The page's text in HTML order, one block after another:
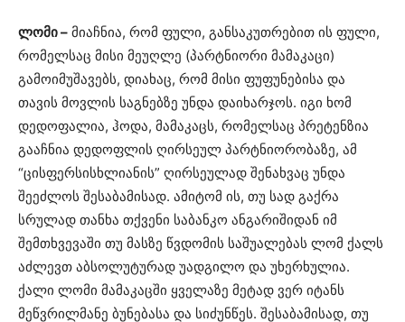
ლომი – მიაჩნია, რომ ფული, განსაკუთრებით ის ფული,
რომელსაც მისი მეუღლე (პარტნიორი მამაკაცი)
გამოიმუშავებს, დიახაც, რომ მისი ფუფუნებისა და
თავის მოვლის საგნებზე უნდა დაიხარჯოს. იგი ხომ
დედოფალია, ჰოდა, მამაკაცს, რომელსაც პრეტენზია
გააჩნია დედოფლის ღირსეულ პარტნიორობაზე, ამ
“ცისფერსისხლიანის” ღირსეულად შენახვაც უნდა
შეეძლოს შესაბამისად. ამიტომ ის, თუ სად გაქრა
სრულად თანხა თქვენი საბანკო ანგარიშიდან იმ
შემთხვევაში თუ მასზე წვდომის საშუალებას ლომ ქალს
აძლევთ აბსოლუტურად უადგილო და უხერხულია.
ქალი ლომი მამაკაცში ყველაზე მეტად ვერ იტანს
მეწვრილმანე ბუნებასა და სიძუნწეს. შესაბამისად, თუ